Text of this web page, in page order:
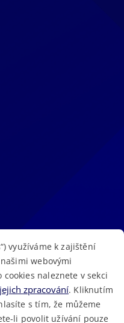
využíváme k zajištění
webovými
naleznete v sekci
zpracování. Kliknutím
s tím, že můžeme
li povolit užívání pouze